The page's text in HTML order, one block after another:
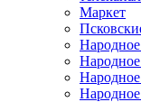
Маркет